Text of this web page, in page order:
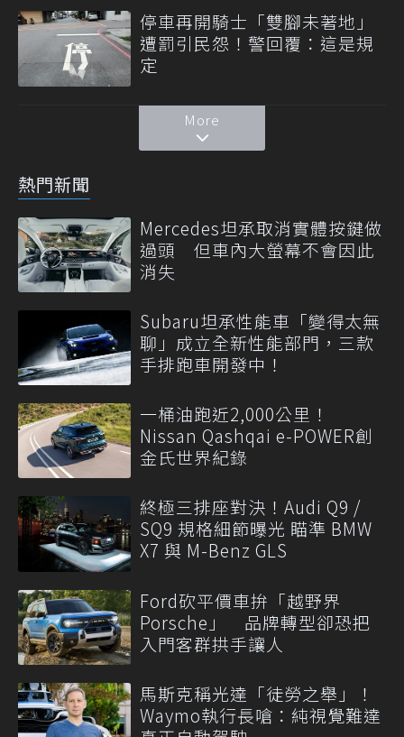
停車再開騎士「雙腳未著地」
遭罰引民怨！警回覆：這是規
定
More
熱門新聞
Mercedes坦承取消實體按鍵做
過頭 但車內大螢幕不會因此
消失
Subaru坦承性能車「變得太無
聊」成立全新性能部門，三款
手排跑車開發中！
一桶油跑近2,000公里！
Nissan Qashqai e-POWER創
金氏世界紀錄
終極三排座對決！Audi Q9 /
SQ9 規格細節曝光 瞄準 BMW
X7 與 M-Benz GLS
Ford砍平價車拚「越野界
Porsche」 品牌轉型卻恐把
入門客群拱手讓人
馬斯克稱光達「徒勞之舉」！
Waymo執行長嗆：純視覺難達